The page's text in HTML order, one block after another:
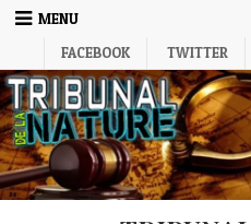
Skip
MENU
FACEBOOK
TWITTER